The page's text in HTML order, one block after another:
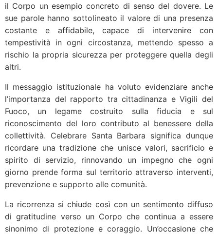
il Corpo un esempio concreto di senso del dovere. Le
sue parole hanno sottolineato il valore di una presenza
costante e affidabile, capace di intervenire con
tempestività in ogni circostanza, mettendo spesso a
rischio la propria sicurezza per proteggere quella degli
altri.
Il messaggio istituzionale ha voluto evidenziare anche
l’importanza del rapporto tra cittadinanza e Vigili del
Fuoco, un legame costruito sulla fiducia e sul
riconoscimento del loro contributo al benessere della
collettività. Celebrare Santa Barbara significa dunque
ricordare una tradizione che unisce valori, sacrificio e
spirito di servizio, rinnovando un impegno che ogni
giorno prende forma sul territorio attraverso interventi,
prevenzione e supporto alle comunità.
La ricorrenza si chiude così con un sentimento diffuso
di gratitudine verso un Corpo che continua a essere
sinonimo di protezione e coraggio. Un’occasione che